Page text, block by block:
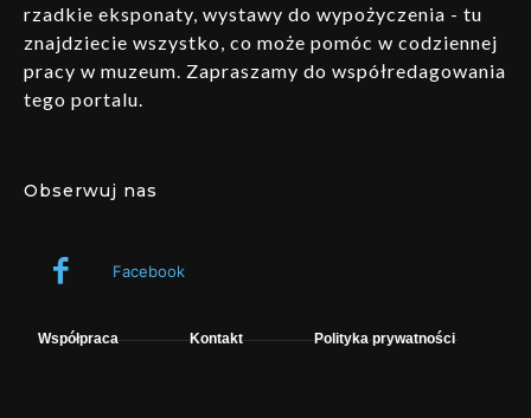
rzadkie eksponaty, wystawy do wypożyczenia - tu
znajdziecie wszystko, co może pomóc w codziennej
pracy w muzeum. Zapraszamy do współredagowania
tego portalu.
Obserwuj nas
Facebook
Współpraca Kontakt Polityka prywatności